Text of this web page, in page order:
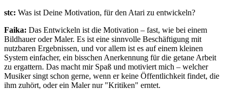
stc: Was ist Deine Motivation, für den Atari zu entwickeln?
Faika: Das Entwickeln ist die Motivation – fast, wie bei einem
Bildhauer oder Maler. Es ist eine sinnvolle Beschäftigung mit
nutzbaren Ergebnissen, und vor allem ist es auf einem kleinen
System einfacher, ein bisschen Anerkennung für die getane Arbeit
zu ergattern. Das macht mir Spaß und motiviert mich – welcher
Musiker singt schon gerne, wenn er keine Öffentlichkeit findet, die
ihm zuhört, oder ein Maler nur "Kritiken" erntet.